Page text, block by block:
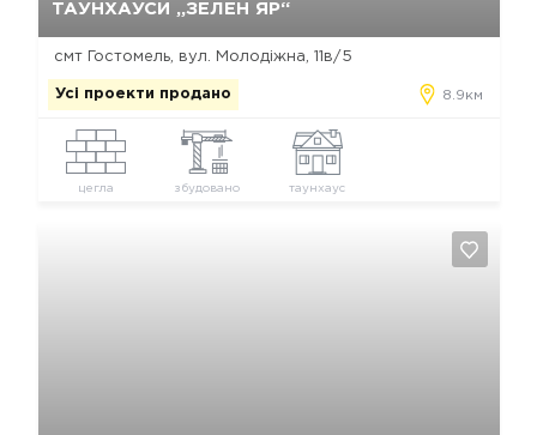
ТАУНХАУСИ „ЗЕЛЕН ЯР“
смт Гостомель, вул. Молодіжна, 11в/5
Усі проекти продано 8.9км
цегла збудовано таунхаус